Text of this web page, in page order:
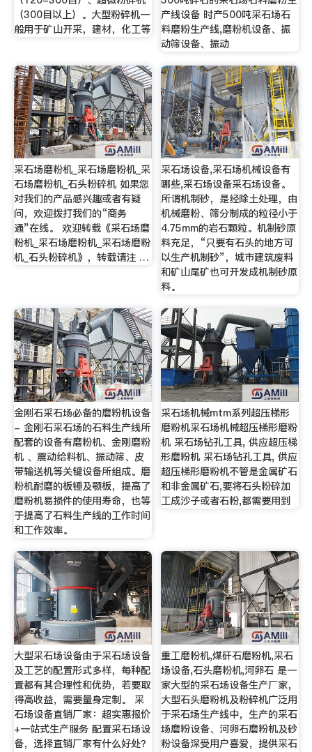
（300目以上）。大型粉碎机一
般用于矿山开采，建材，化工等
产线设备 时产500吨采石场石
料磨粉生产线,磨粉机设备、振
动筛设备、振动
采石场磨粉机_采石场磨粉机_采
石场磨粉机_石头粉碎机 如果您
对我们的产品感兴趣或者有疑
问，欢迎拨打我们的“商务
通”在线。 欢迎转载《采石场磨
粉机_采石场磨粉机_采石场磨粉
机_石头粉碎机》，转载请注 …
采石场设备,采石场机械设备有
哪些,采石场设备采石场设备。
所谓机制砂，是经除土处理，由
机械磨粉、筛分制成的粒径小于
4.75mm的岩石颗粒。机制砂原
料充足，“只要有石头的地方可
以生产机制砂”，城市建筑废料
和矿山尾矿也可开发成机制砂原
料。
金刚石采石场必备的磨粉机设备
- 金刚石采石场的石料生产线所
配套的设备有磨粉机、金刚磨粉
机 、震动给料机、振动筛、皮
带输送机等关键设备所组成。磨
粉机耐磨的板锤及颚板，提高了
磨粉机易损件的使用寿命，也等
于提高了石料生产线的工作时间
和工作效率。
采石场机械mtm系列超压梯形
磨粉机采石场机械超压梯形磨粉
机 采石场钻孔工具, 供应超压梯
形磨粉机 采石场钻孔工具, 供应
超压梯形磨粉机不管是金属矿石
和非金属矿石,要将石头粉碎加
工成沙子或者石粉,都需要用到
大型采石场设备由于采石场设备
及工艺的配置形式多样，每种配
置都有其合理性和优势，若要取
得高收益，需要量身定制。 采
石场设备直销厂家：超实惠报价
+一站式生产服务 配置采石场设
备，选择直销厂家有什么好处？
重工磨粉机,煤矸石磨粉机,采石
场设备,石头磨粉机,河卵石 是一
家大型的采石场设备生产厂家，
大型石头磨粉机及粉碎机广泛用
于采石场生产线中，生产的采石
场磨粉设备、河卵石磨粉机及砂
粉设备深受用户喜爱，提供采石